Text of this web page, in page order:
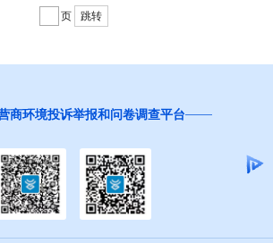
页 跳转
商环境投诉举报和问卷调查平台